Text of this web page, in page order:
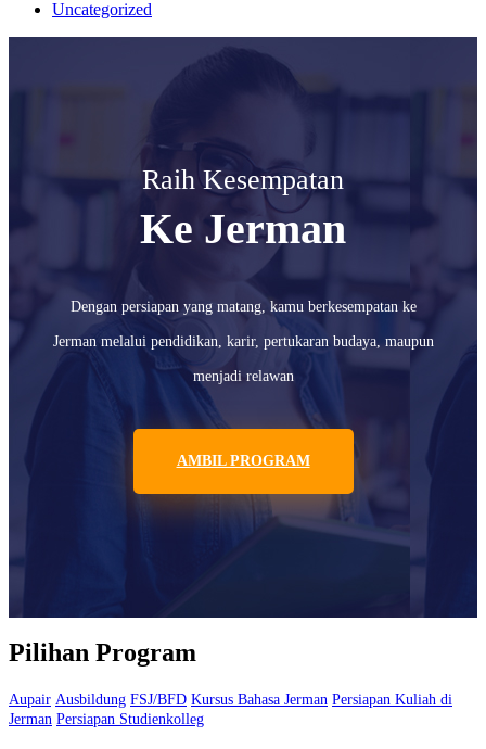
Uncategorized
Raih Kesempatan
Ke Jerman
Dengan persiapan yang matang, kamu berkesempatan ke
Jerman melalui pendidikan, karir, pertukaran budaya, maupun
menjadi relawan
AMBIL PROGRAM
Pilihan Program
Aupair Ausbildung FSJ/BFD Kursus Bahasa Jerman Persiapan Kuliah di
Jerman Persiapan Studienkolleg